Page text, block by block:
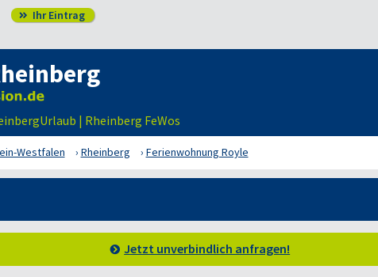
 Ihr Eintrag
| Rheinberg FeWos
Westfalen Rheinberg Ferienwohnung Royle
Jetzt unverbindlich anfragen!